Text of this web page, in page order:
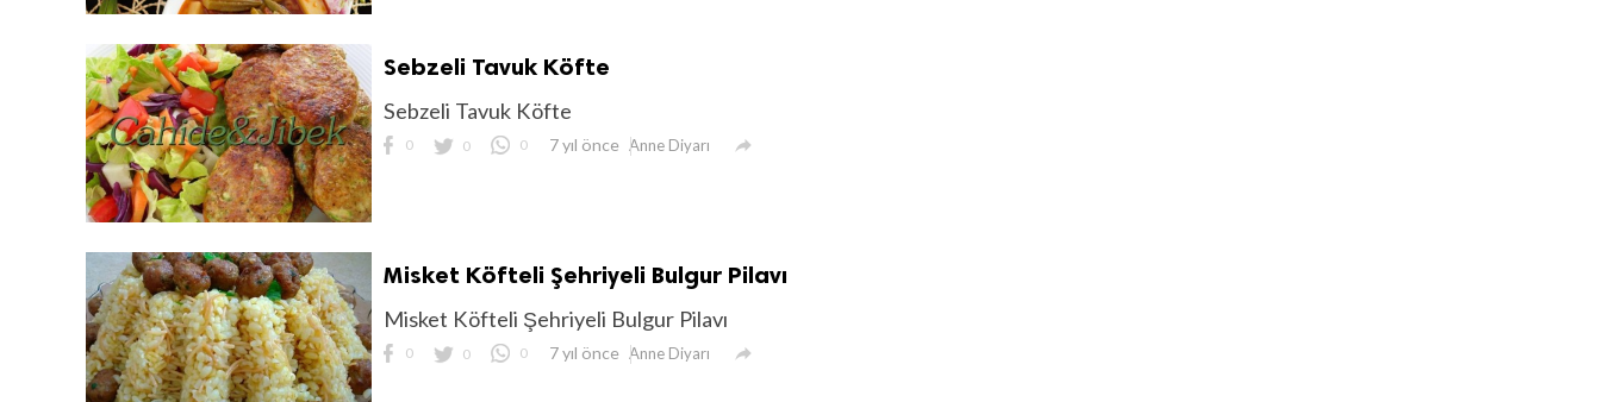
Sebzeli Tavuk Köfte
Sebzeli Tavuk Köfte
0 0 0 7 yıl önce Anne Diyarı 
Misket Köfteli Şehriyeli Bulgur Pilavı
Misket Köfteli Şehriyeli Bulgur Pilavı
0 0 0 7 yıl önce Anne Diyarı 